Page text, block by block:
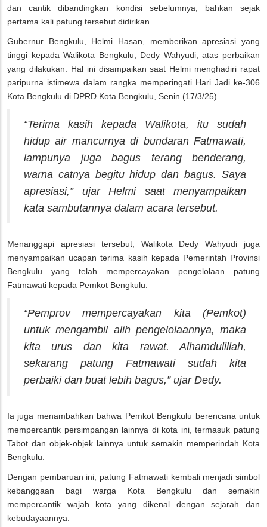
dan cantik dibandingkan kondisi sebelumnya, bahkan sejak
pertama kali patung tersebut didirikan.
Gubernur Bengkulu, Helmi Hasan, memberikan apresiasi yang
tinggi kepada Walikota Bengkulu, Dedy Wahyudi, atas perbaikan
yang dilakukan. Hal ini disampaikan saat Helmi menghadiri rapat
paripurna istimewa dalam rangka memperingati Hari Jadi ke-306
Kota Bengkulu di DPRD Kota Bengkulu, Senin (17/3/25).
“Terima kasih kepada Walikota, itu sudah
hidup air mancurnya di bundaran Fatmawati,
lampunya juga bagus terang benderang,
warna catnya begitu hidup dan bagus. Saya
apresiasi,” ujar Helmi saat menyampaikan
kata sambutannya dalam acara tersebut.
Menanggapi apresiasi tersebut, Walikota Dedy Wahyudi juga
menyampaikan ucapan terima kasih kepada Pemerintah Provinsi
Bengkulu yang telah mempercayakan pengelolaan patung
Fatmawati kepada Pemkot Bengkulu.
“Pemprov mempercayakan kita (Pemkot)
untuk mengambil alih pengelolaannya, maka
kita urus dan kita rawat. Alhamdulillah,
sekarang patung Fatmawati sudah kita
perbaiki dan buat lebih bagus,” ujar Dedy.
Ia juga menambahkan bahwa Pemkot Bengkulu berencana untuk
mempercantik persimpangan lainnya di kota ini, termasuk patung
Tabot dan objek-objek lainnya untuk semakin memperindah Kota
Bengkulu.
Dengan pembaruan ini, patung Fatmawati kembali menjadi simbol
kebanggaan bagi warga Kota Bengkulu dan semakin
mempercantik wajah kota yang dikenal dengan sejarah dan
kebudayaannya.